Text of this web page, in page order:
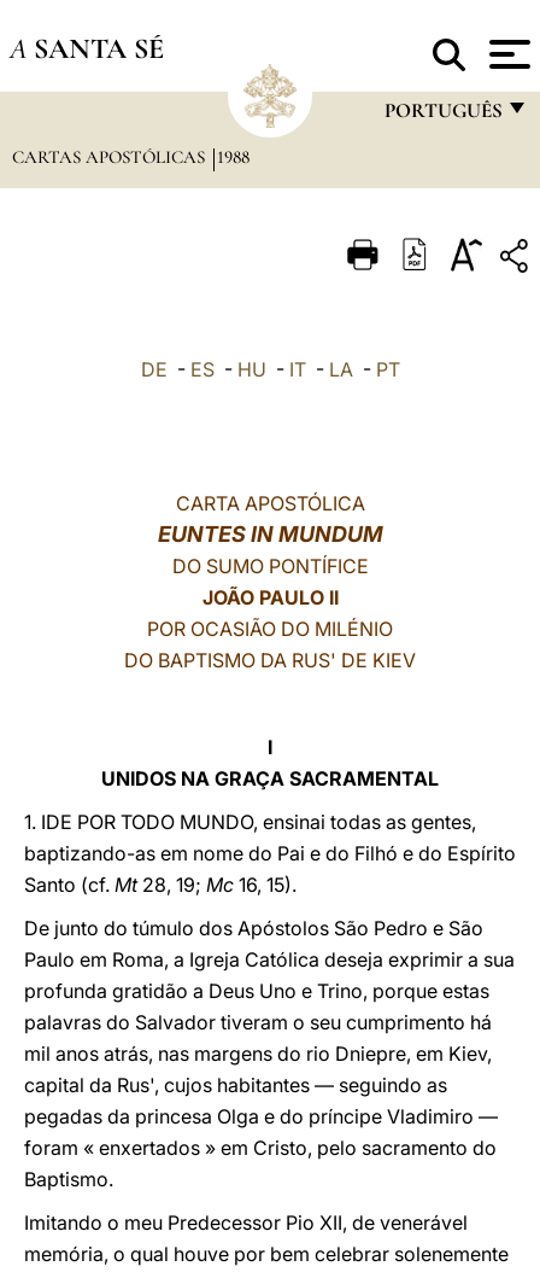
A SANTA SÉ
PORTUGUÊS
ITALIANO
中文
CARTAS APOSTÓLICAS 1988
DE - ES- HU - IT- LA- PT
CARTA APOSTÓLICA
EUNTES IN MUNDUM
DO SUMO PONTÍFICE
JOÃO PAULO II
POR OCASIÃO DO MILÉNIO
DO BAPTISMO DA RUS' DE KIEV
I
UNIDOS NA GRAÇA SACRAMENTAL
1. IDE POR TODO MUNDO, ensinai todas as gentes,
baptizando-as em nome do Pai e do Filhó e do Espírito
Santo (cf. Mt28, 19; Mc 16, 15).
De junto do túmulo dos Apóstolos São Pedro e São
Paulo em Roma, a Igreja Católica deseja exprimir a sua
profunda gratidão a Deus Uno e Trino, porque estas
palavras do Salvador tiveram o seu cumprimento há
mil anos atrás, nas margens do rio Dniepre, em Kiev,
capital da Rus', cujos habitantes — seguindo as
pegadas da princesa Olga e do príncipe Vladimiro —
foram « enxertados » em Cristo, pelo sacramento do
Baptismo.
Imitando o meu Predecessor Pio XII, de venerável
memória, o qual houve por bem celebrar solenemente